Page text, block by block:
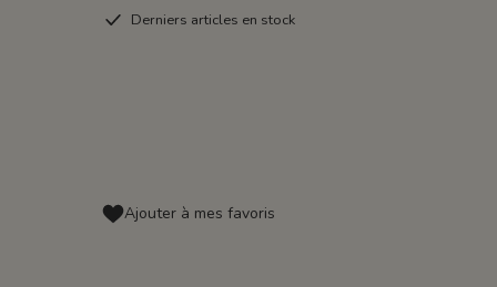
Derniers articles en stock
Ajouter à mes favoris